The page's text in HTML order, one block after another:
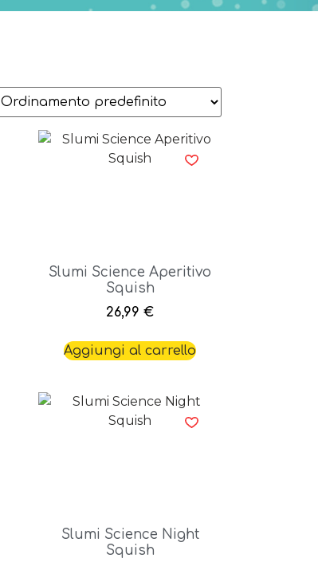
Slumi Science Aperitivo
Squish
26,99€
Aggiungi al carrello
Slumi Science Night
Squish